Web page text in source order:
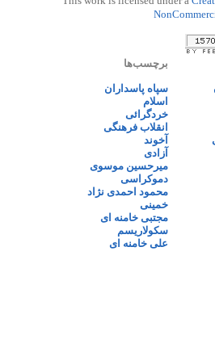
برچسب‌ها
سپاه پاسداران
اسلام
خردگرائی
انقلاب فرهنگی
آخوند
آزادی
میرحسین موسوی
دموکراسی
محمود احمدی نژاد
خمینی
مجتبی خامنه ای
سکولاریسم
علی خامنه ای